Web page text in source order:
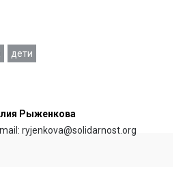
дети
Рыженкова
ryjenkova@solidarnost.org